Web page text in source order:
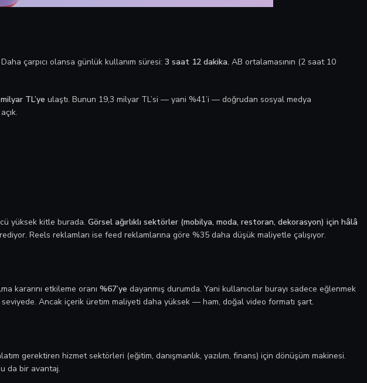
çarpıcı olansa günlük kullanım süresi: 3 saat 12 dakika. AB ortalamasının (2 saat 10
TL’ye ulaştı. Bunun 19,3 milyar TL’si — yani %41’i — doğrudan sosyal medya
yüksek kitle burada. Görsel ağırlıklı sektörler (mobilya, moda, restoran, dekorasyon) için hâlâ
Reels reklamları ise feed reklamlarına göre %35 daha düşük maliyetle çalışıyor.
kararını etkileme oranı %67’ye dayanmış durumda. Yani kullanıcılar burayı sadece eğlenmek
Ancak içerik üretim maliyeti daha yüksek — ham, doğal video formatı şart.
gerektiren hizmet sektörleri (eğitim, danışmanlık, yazılım, finans) için dönüşüm makinesi.
da bir avantaj.